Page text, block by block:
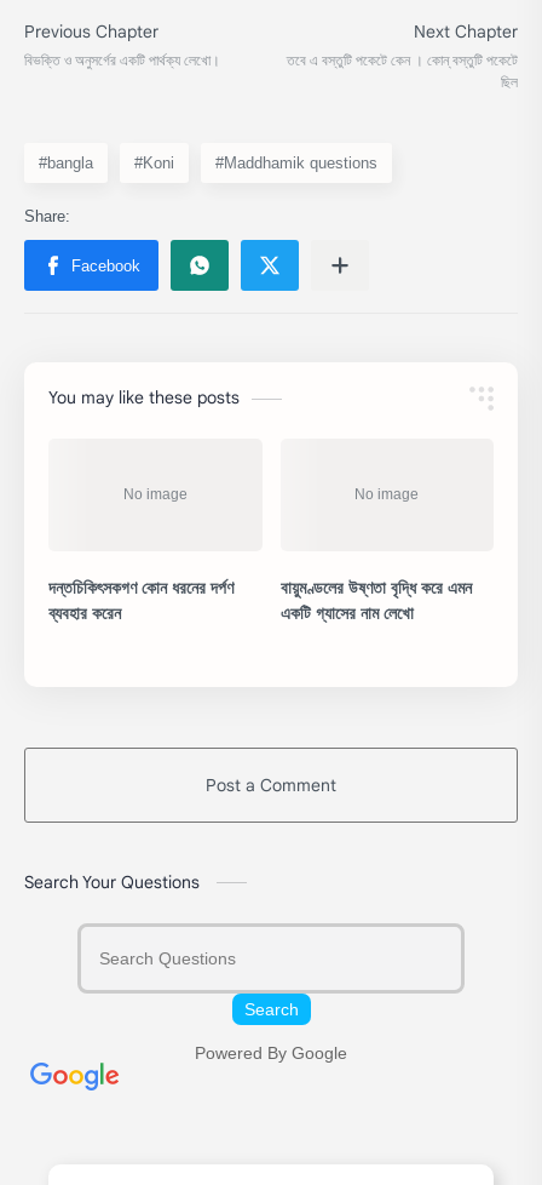
#bangla #Koni #Maddhamik questions
You may like these posts
দন্তচিকিৎসকগণ কোন ধরনের দর্পণ
ব্যবহার করেন
বায়ুমণ্ডলের উষ্ণতা বৃদ্ধি করে এমন
একটি গ্যাসের নাম লেখো
Post a Comment
Search Your Questions
Search
Powered By Google